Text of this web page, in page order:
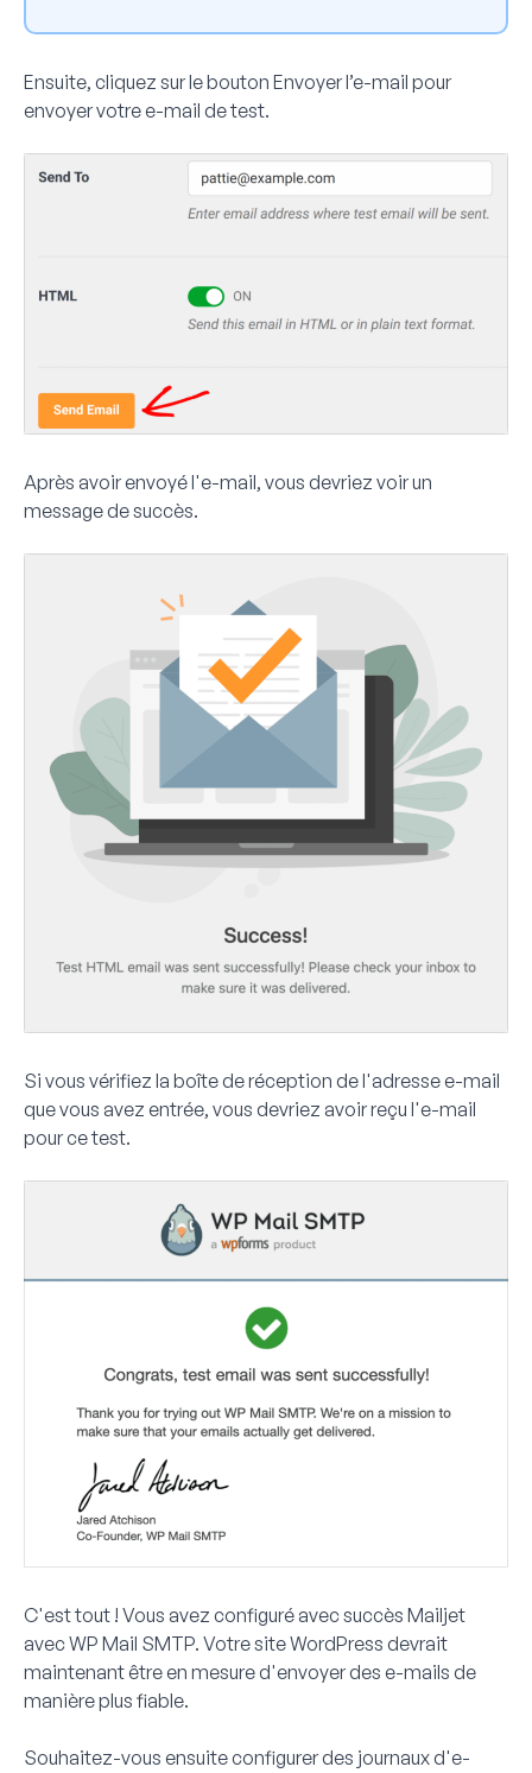
Ensuite, cliquez sur le bouton Envoyer l’e-mail pour
envoyer votre e-mail de test.
Après avoir envoyé l'e-mail, vous devriez voir un
message de succès.
Si vous vérifiez la boîte de réception de l'adresse e-mail
que vous avez entrée, vous devriez avoir reçu l'e-mail
pour ce test.
C'est tout ! Vous avez configuré avec succès Mailjet
avec WP Mail SMTP. Votre site WordPress devrait
maintenant être en mesure d'envoyer des e-mails de
manière plus fiable.
Souhaitez-vous ensuite configurer des journaux d'e-